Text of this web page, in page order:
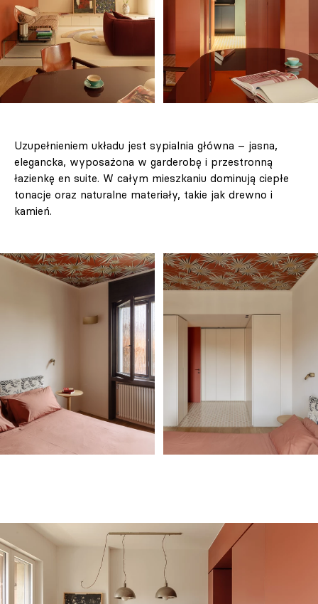
Uzupełnieniem układu jest sypialnia główna – jasna,
elegancka, wyposażona w garderobę i przestronną
łazienkę en suite. W całym mieszkaniu dominują ciepłe
tonacje oraz naturalne materiały, takie jak drewno i
kamień.